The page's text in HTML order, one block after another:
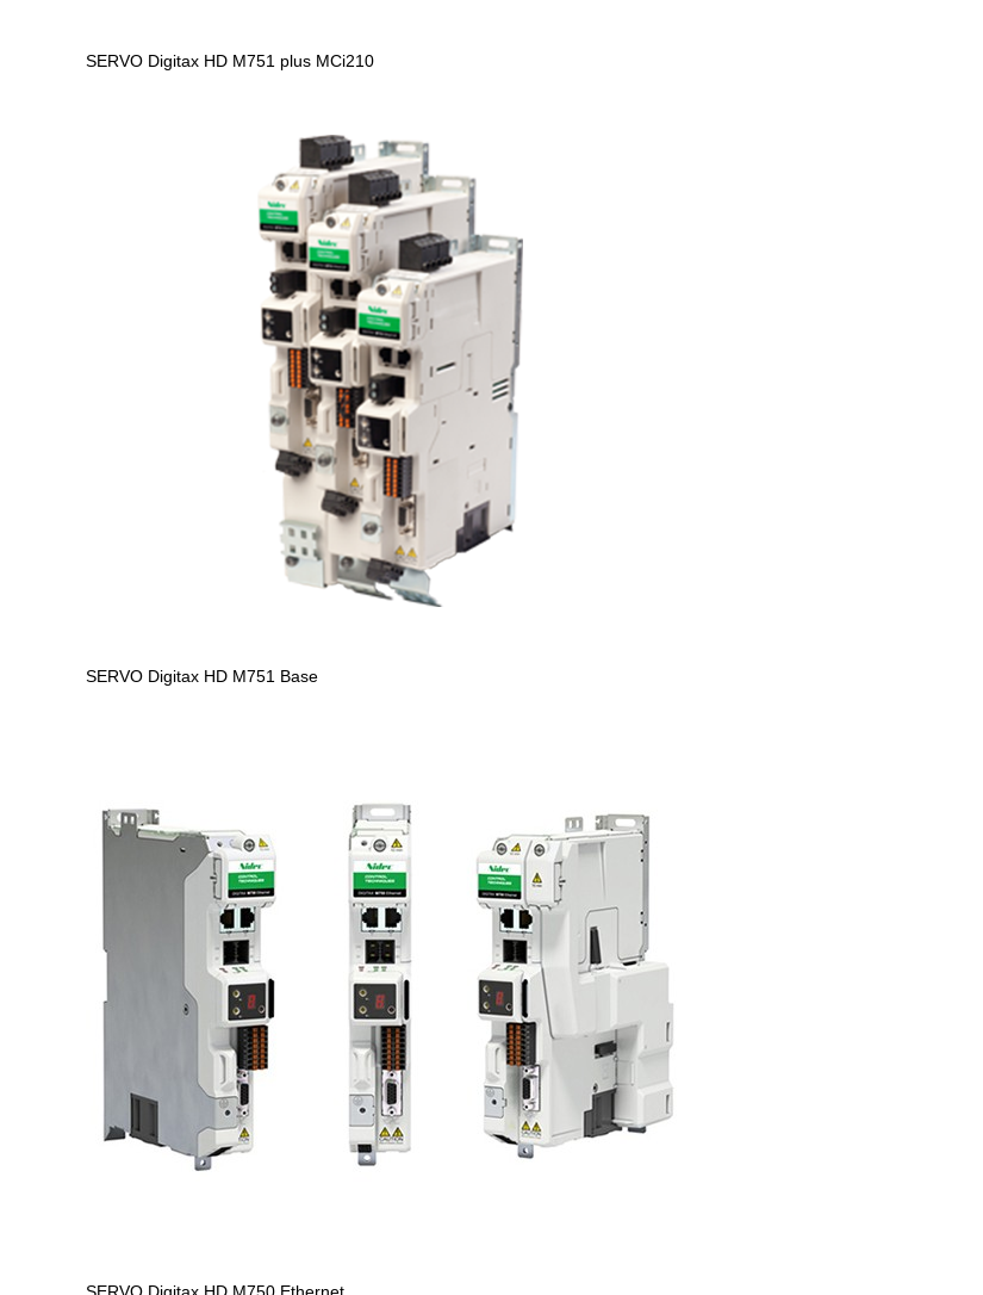
SERVO Digitax HD M751 plus MCi210
SERVO Digitax HD M751 Base